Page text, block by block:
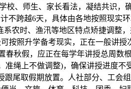
校、师生、家长看法，凝结共识，
不跨越6天，具体由各地按照现实
系农时、渔汛等地区特点矫捷调整
按照升学备考现实，正在一般讲
春秋假，应正在每学年讲授总周数
准绳上不做调整)，确保讲授进度
跟尾取假期放置。人社部分、工会